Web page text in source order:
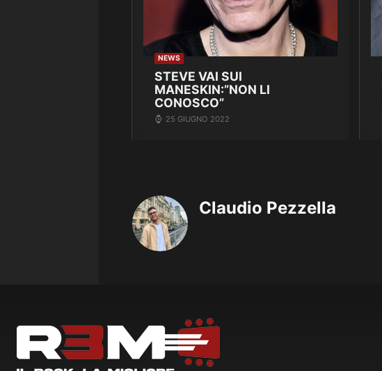
NEWS
STEVE VAI SUI
MANESKIN:”NON LI
CONOSCO”
25 GIUGNO 2022
Claudio Pezzella